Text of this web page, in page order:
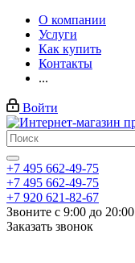
О компании
Услуги
Как купить
Контакты
...
Войти
+7 495 662-49-75
+7 495 662-49-75
+7 920 621-82-67
Звоните с 9:00 до 20:00
Заказать звонок